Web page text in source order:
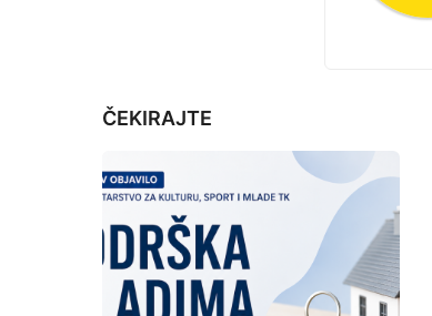
t
o
n
ČEKIRAJTE